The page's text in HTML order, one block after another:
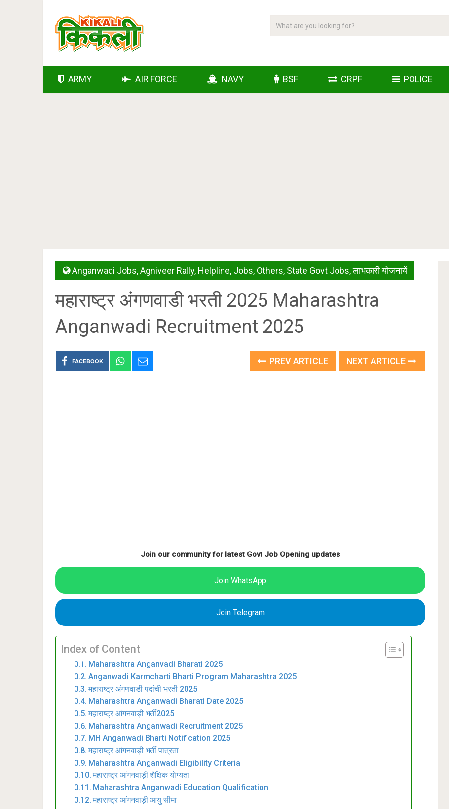
ARMY AIR FORCE NAVY BSF CRPF POLICE
Anganwadi Jobs,Agniveer Rally, Helpline, Jobs, Others, State Govt Jobs,लाभकारी योजनायें
महाराष्ट्र अंगणवाडी भरती 2025 Maharashtra
Anganwadi Recruitment 2025
FACEBOOK PREV ARTICLE NEXT ARTICLE
Join our community for latest Govt Job Opening updates
Join WhatsApp
Join Telegram
Index of Content
Maharashtra Anganvadi Bharati 2025
Anganwadi Karmcharti Bharti Program Maharashtra 2025
महाराष्ट्र अंगणवाडी पदांची भरती 2025
Maharashtra Anganwadi Bharati Date 2025
महाराष्ट्र आंगनवाड़ी भर्ती2025
Maharashtra Anganwadi Recruitment 2025
MH Anganwadi Bharti Notification 2025
महाराष्ट्र आंगनवाड़ी भर्ती पात्रता
Maharashtra Anganwadi Eligibility Criteria
महाराष्ट्र आंगनवाड़ी शैक्षिक योग्यता
Maharashtra Anganwadi Education Qualification
महाराष्ट्र आंगनवाड़ी आयु सीमा